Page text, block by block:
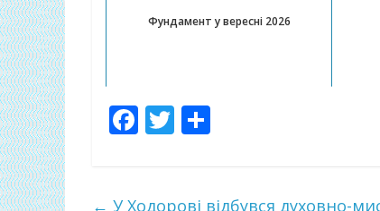
Фундамент у вересні 2026
F T
← У Ходорові відбувся духовно-